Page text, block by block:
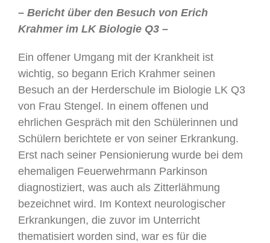
– Bericht über den Besuch von Erich
Krahmer im LK Biologie Q3 –
Ein offener Umgang mit der Krankheit ist
wichtig, so begann Erich Krahmer seinen
Besuch an der Herderschule im Biologie LK Q3
von Frau Stengel. In einem offenen und
ehrlichen Gespräch mit den Schülerinnen und
Schülern berichtete er von seiner Erkrankung.
Erst nach seiner Pensionierung wurde bei dem
ehemaligen Feuerwehrmann Parkinson
diagnostiziert, was auch als Zitterlähmung
bezeichnet wird. Im Kontext neurologischer
Erkrankungen, die zuvor im Unterricht
thematisiert worden sind, war es für die